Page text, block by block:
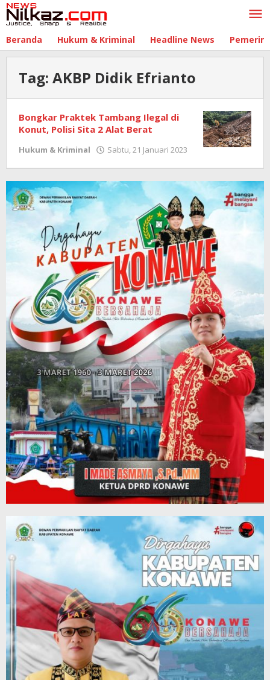
Lewati
ke
Beranda Hukum & Kriminal Headline News
Tag: AKBP Didik Efrianto
Bongkar Praktek Tambang Ilegal di
Konut, Polisi Sita 2 Alat Berat
Hukum & Kriminal Sabtu, 21 Januari 2023 oleh